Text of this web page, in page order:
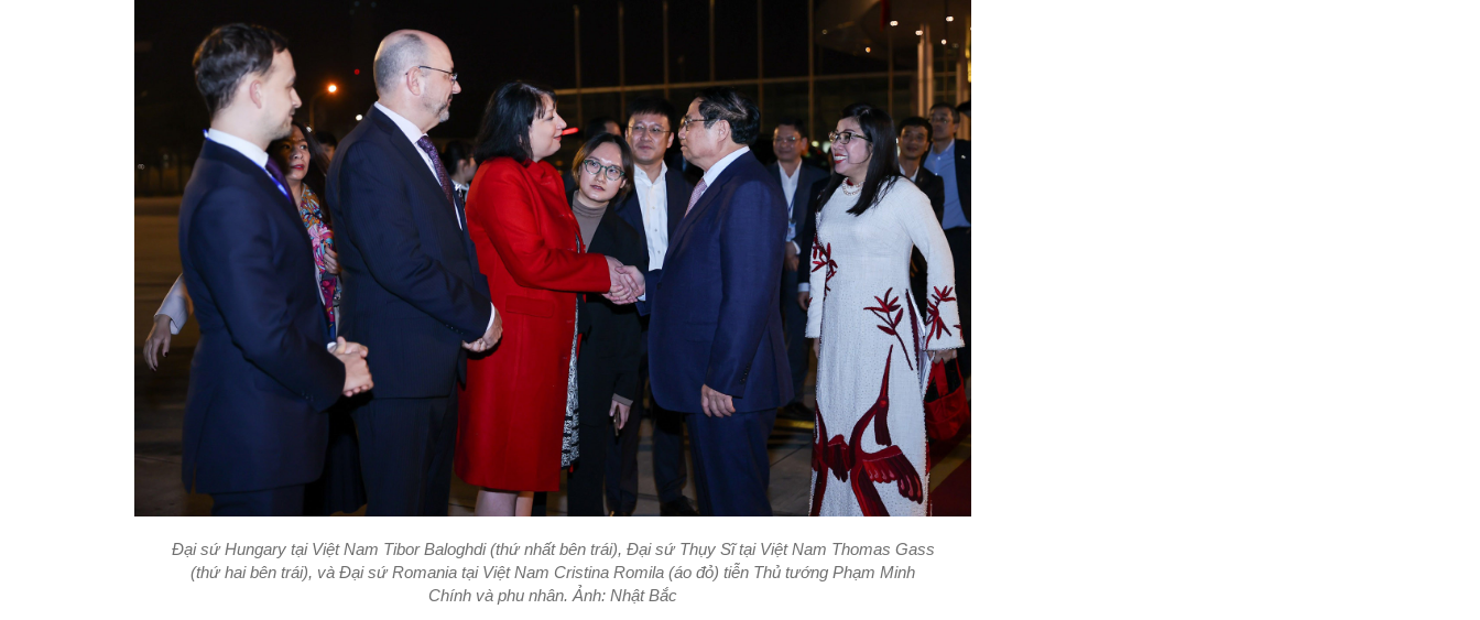
Đại sứ Hungary tại Việt Nam Tibor Baloghdi (thứ nhất bên trái), Đại sứ Thụy Sĩ tại Việt Nam Thomas Gass
(thứ hai bên trái), và Đại sứ Romania tại Việt Nam Cristina Romila (áo đỏ) tiễn Thủ tướng Phạm Minh
Chính và phu nhân. Ảnh: Nhật Bắc